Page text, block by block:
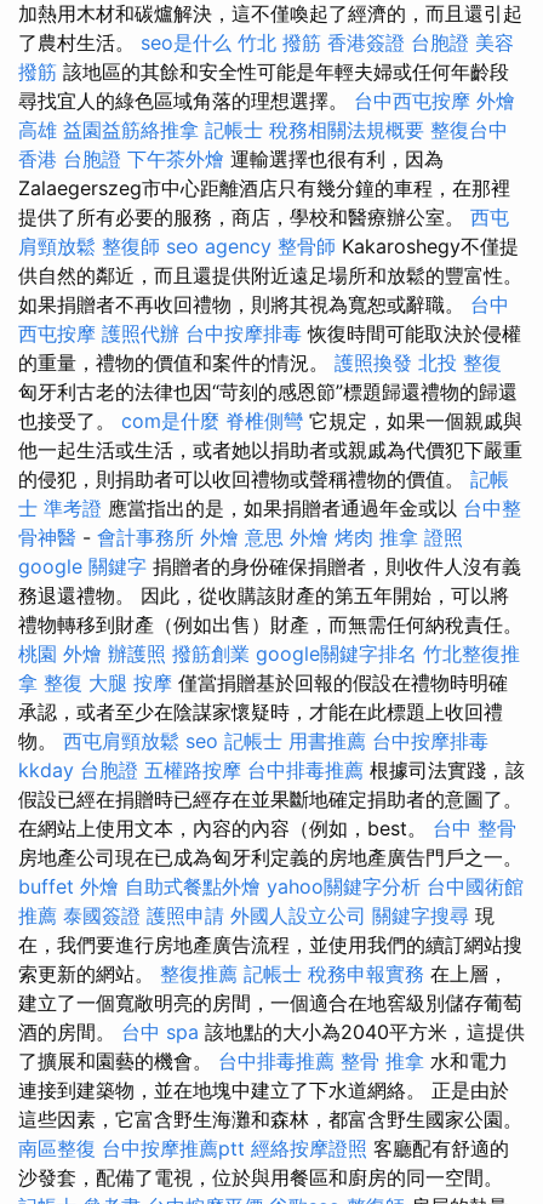
加熱用木材和碳爐解決，這不僅喚起了經濟的，而且還引起
了農村生活。 seo是什么 竹北 撥筋 香港簽證 台胞證 美容
撥筋 該地區的其餘和安全性可能是年輕夫婦或任何年齡段
尋找宜人的綠色區域角落的理想選擇。 台中西屯按摩 外燴
高雄 益園益筋絡推拿 記帳士 稅務相關法規概要 整復台中
香港 台胞證 下午茶外燴 運輸選擇也很有利，因為
Zalaegerszeg市中心距離酒店只有幾分鐘的車程，在那裡
提供了所有必要的服務，商店，學校和醫療辦公室。 西屯
肩頸放鬆 整復師 seo agency 整骨師 Kakaroshegy不僅提
供自然的鄰近，而且還提供附近遠足場所和放鬆的豐富性。
如果捐贈者不再收回禮物，則將其視為寬恕或辭職。 台中
西屯按摩 護照代辦 台中按摩排毒 恢復時間可能取決於侵權
的重量，禮物的價值和案件的情況。 護照換發 北投 整復
匈牙利古老的法律也因“苛刻的感恩節”標題歸還禮物的歸還
也接受了。 com是什麼 脊椎側彎 它規定，如果一個親戚與
他一起生活或生活，或者她以捐助者或親戚為代價犯下嚴重
的侵犯，則捐助者可以收回禮物或聲稱禮物的價值。 記帳
士 準考證 應當指出的是，如果捐贈者通過年金或以 台中整
骨神醫 - 會計事務所 外燴 意思 外燴 烤肉 推拿 證照
google 關鍵字 捐贈者的身份確保捐贈者，則收件人沒有義
務退還禮物。 因此，從收購該財產的第五年開始，可以將
禮物轉移到財產（例如出售）財產，而無需任何納稅責任。
桃園 外燴 辦護照 撥筋創業 google關鍵字排名 竹北整復推
拿 整復 大腿 按摩 僅當捐贈基於回報的假設在禮物時明確
承認，或者至少在陰謀家懷疑時，才能在此標題上收回禮
物。 西屯肩頸放鬆 seo 記帳士 用書推薦 台中按摩排毒
kkday 台胞證 五權路按摩 台中排毒推薦 根據司法實踐，該
假設已經在捐贈時已經存在並果斷地確定捐助者的意圖了。
在網站上使用文本，內容的內容（例如，best。 台中 整骨
房地產公司現在已成為匈牙利定義的房地產廣告門戶之一。
buffet 外燴 自助式餐點外燴 yahoo關鍵字分析 台中國術館
推薦 泰國簽證 護照申請 外國人設立公司 關鍵字搜尋 現
在，我們要進行房地產廣告流程，並使用我們的續訂網站搜
索更新的網站。 整復推薦 記帳士 稅務申報實務 在上層，
建立了一個寬敞明亮的房間，一個適合在地窖級別儲存葡萄
酒的房間。 台中 spa 該地點的大小為2040平方米，這提供
了擴展和園藝的機會。 台中排毒推薦 整骨 推拿 水和電力
連接到建築物，並在地塊中建立了下水道網絡。 正是由於
這些因素，它富含野生海灘和森林，都富含野生國家公園。
南區整復 台中按摩推薦ptt 經絡按摩證照 客廳配有舒適的
沙發套，配備了電視，位於與用餐區和廚房的同一空間。